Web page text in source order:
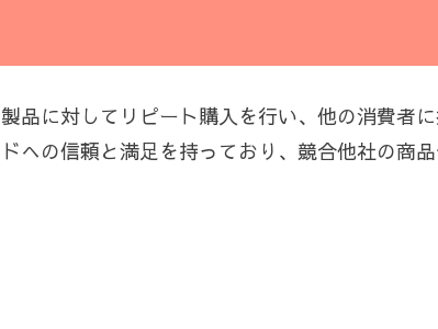
品に対してリピート購入を行い、他の消費者に
への信頼と満足を持っており、競合他社の商